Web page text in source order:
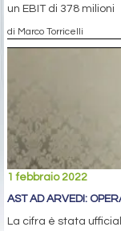
un EBIT di 378 milioni
di Marco Torricelli
1 febbraio 2022
AST AD ARVEDI:
La cifra è stata